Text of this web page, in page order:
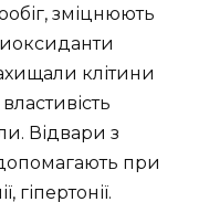
зміцнюють
клітини
Відвари з
при
гіпертонії.